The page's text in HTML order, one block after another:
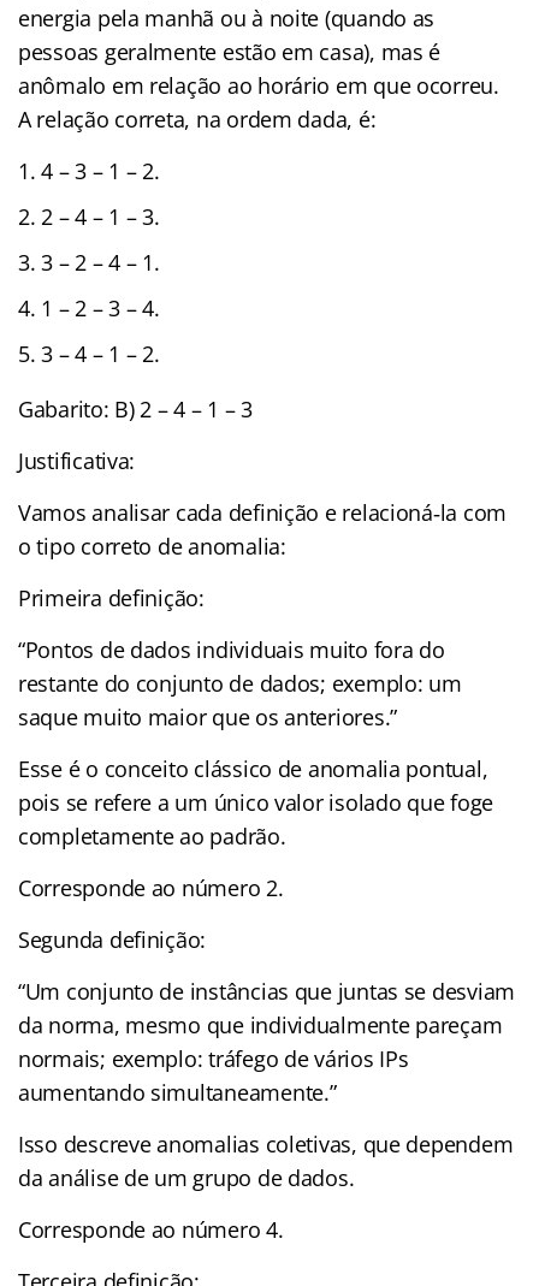
energia pela manhã ou à noite (quando as
pessoas geralmente estão em casa), mas é
anômalo em relação ao horário em que ocorreu.
A relação correta, na ordem dada, é:
4 – 3 – 1 – 2.
2 – 4 – 1 – 3.
3 – 2 – 4 – 1.
1 – 2 – 3 – 4.
3 – 4 – 1 – 2.
Gabarito: B) 2 – 4 – 1 – 3
Justificativa:
Vamos analisar cada definição e relacioná‑la com
o tipo correto de anomalia:
Primeira definição:
“Pontos de dados individuais muito fora do
restante do conjunto de dados; exemplo: um
saque muito maior que os anteriores.”
Esse é o conceito clássico de anomalia pontual,
pois se refere a um único valor isolado que foge
completamente ao padrão.
Corresponde ao número 2.
Segunda definição:
“Um conjunto de instâncias que juntas se desviam
da norma, mesmo que individualmente pareçam
normais; exemplo: tráfego de vários IPs
aumentando simultaneamente.”
Isso descreve anomalias coletivas, que dependem
da análise de um grupo de dados.
Corresponde ao número 4.